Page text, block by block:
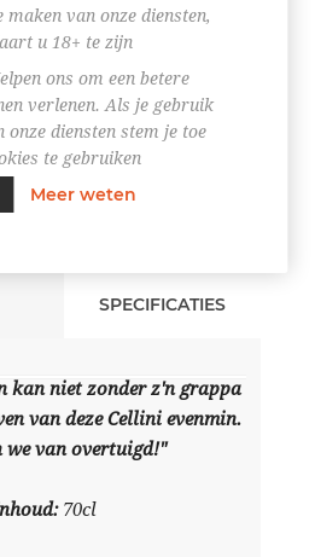
-
NU!
SPECIFICATIES
kan niet zonder z'n grappa
van deze Cellini evenmin.
we van overtuigd!"
70cl
van onze diensten,
u 18+ te zijn
ons om een betere
verlenen. Als je gebruik
diensten stem je toe
te gebruiken
Meer weten